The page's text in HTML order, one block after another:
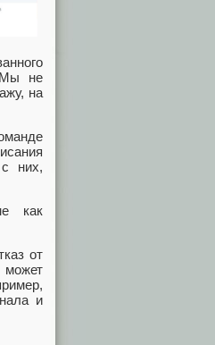
Мы не
на
них,
как
от
может
и